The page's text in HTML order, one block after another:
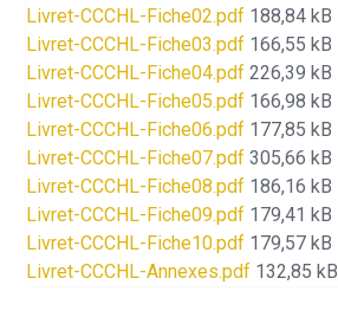
Livret-CCCHL-Fiche02.pdf 188,84 kB
Livret-CCCHL-Fiche03.pdf 166,55 kB
Livret-CCCHL-Fiche04.pdf 226,39 kB
Livret-CCCHL-Fiche05.pdf 166,98 kB
Livret-CCCHL-Fiche06.pdf 177,85 kB
Livret-CCCHL-Fiche07.pdf 305,66 kB
Livret-CCCHL-Fiche08.pdf 186,16 kB
Livret-CCCHL-Fiche09.pdf 179,41 kB
Livret-CCCHL-Fiche10.pdf 179,57 kB
Livret-CCCHL-Annexes.pdf 132,85 kB